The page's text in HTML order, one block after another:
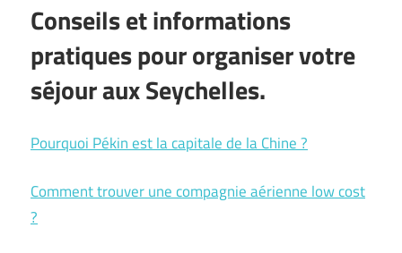
Conseils et informations
pratiques pour organiser votre
séjour aux Seychelles.
Pourquoi Pékin est la capitale de la Chine ?
Comment trouver une compagnie aérienne low cost
?